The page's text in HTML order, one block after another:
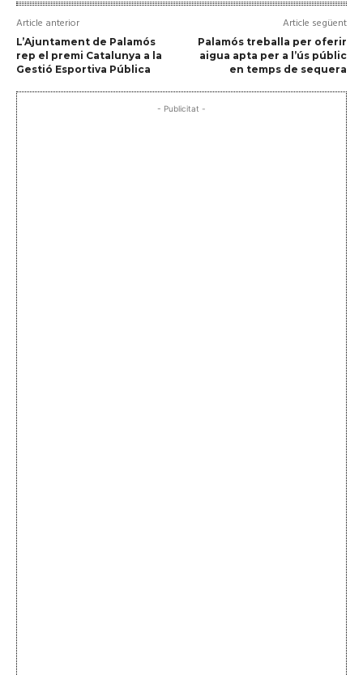
Article anterior
L’Ajuntament de Palamós
rep el premi Catalunya a la
Gestió Esportiva Pública
Article següent
Palamós treballa per oferir
aigua apta per a l’ús públic
en temps de sequera
- Publicitat -